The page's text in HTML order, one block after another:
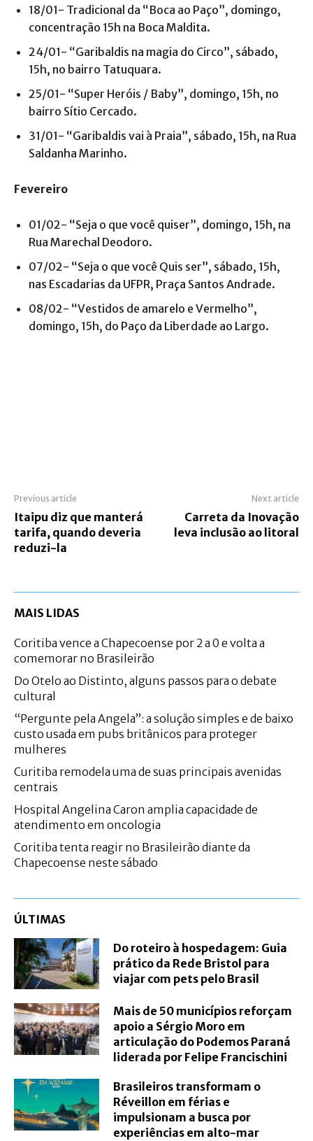
⁠18/01- Tradicional da “Boca ao Paço”, domingo,
concentração 15h na Boca Maldita.
⁠24/01- “Garibaldis na magia do Circo”, sábado,
15h, no bairro Tatuquara.
⁠25/01- “Super Heróis / Baby”, domingo, 15h, no
bairro Sítio Cercado.
⁠31/01- “Garibaldis vai à Praia”, sábado, 15h, na Rua
Saldanha Marinho.
Fevereiro
01/02- “Seja o que você quiser”, domingo, 15h, na
Rua Marechal Deodoro.
07/02- “Seja o que você Quis ser”, sábado, 15h,
nas Escadarias da UFPR, Praça Santos Andrade.
⁠08/02- “Vestidos de amarelo e Vermelho”,
domingo, 15h, do Paço da Liberdade ao Largo.
Previous article
Itaipu diz que manterá
tarifa, quando deveria
reduzi-la
Next article
Carreta da Inovação
leva inclusão ao litoral
MAIS LIDAS
Coritiba vence a Chapecoense por 2 a 0 e volta a
comemorar no Brasileirão
Do Otelo ao Distinto, alguns passos para o debate
cultural
“Pergunte pela Angela”: a solução simples e de baixo
custo usada em pubs britânicos para proteger
mulheres
Curitiba remodela uma de suas principais avenidas
centrais
Hospital Angelina Caron amplia capacidade de
atendimento em oncologia
Coritiba tenta reagir no Brasileirão diante da
Chapecoense neste sábado
ÚLTIMAS
Do roteiro à hospedagem: Guia
prático da Rede Bristol para
viajar com pets pelo Brasil
Mais de 50 municípios reforçam
apoio a Sérgio Moro em
articulação do Podemos Paraná
liderada por Felipe Francischini
Brasileiros transformam o
Réveillon em férias e
impulsionam a busca por
experiências em alto-mar